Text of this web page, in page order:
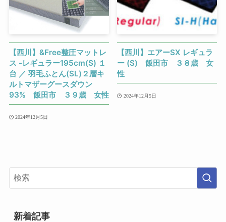
【西川】&Free整圧マットレ
ス -レギュラー195cm(S) １
台 ／ 羽毛ふとん(SL)２層キ
ルトマザーグースダウン
93% 飯田市 ３９歳 女性
2024年12月5日
【西川】エアーSX レギュラ
ー (S) 飯田市 ３８歳 女
性
2024年12月5日
新着記事